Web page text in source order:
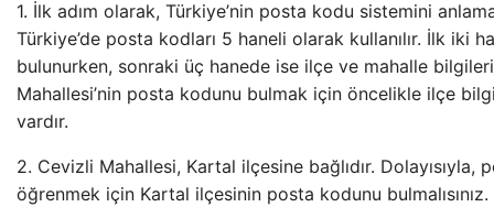
1. İlk adım olarak, Türkiye’nin posta kodu sistemini
Türkiye’de posta kodları 5 haneli olarak kullanılır. İlk iki
bulunurken, sonraki üç hanede ise ilçe ve mahalle
Mahallesi’nin posta kodunu bulmak için öncelikle ilçe
vardır.
2. Cevizli Mahallesi, Kartal ilçesine bağlıdır. Dolayısıyla,
öğrenmek için Kartal ilçesinin posta kodunu bulmalısınız.